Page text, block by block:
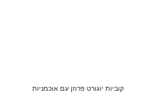
קוביות יוגורט פרוזן עם אוכמניות